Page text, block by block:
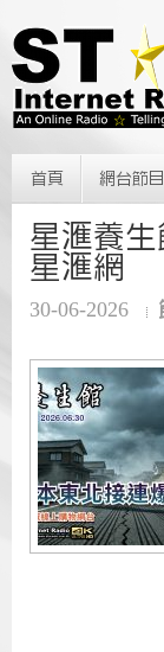
首頁 網台節目
星滙養生
星滙網
30-06-2026